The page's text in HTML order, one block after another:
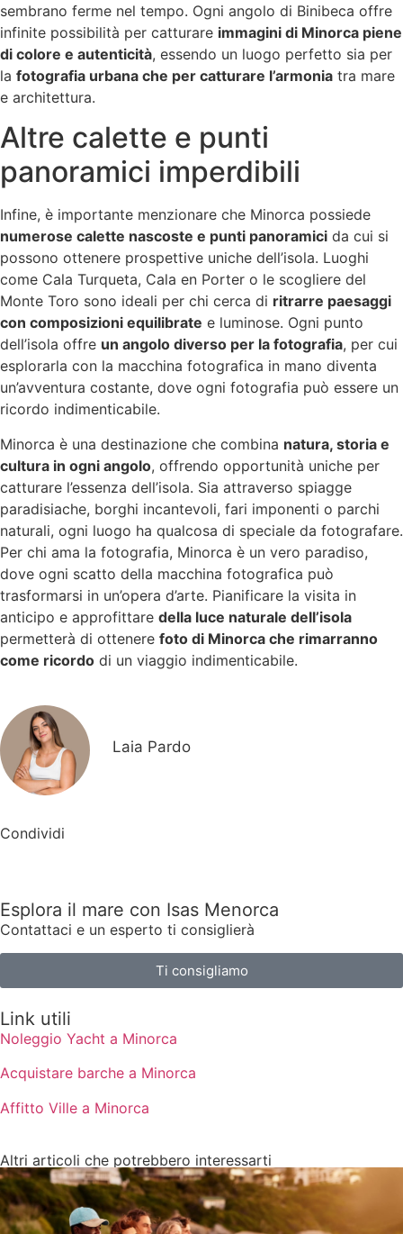
sembrano ferme nel tempo. Ogni angolo di Binibeca offre
infinite possibilità per catturare immagini di Minorca piene
di colore e autenticità, essendo un luogo perfetto sia per
la fotografia urbana che per catturare l’armonia tra mare
e architettura.
Altre calette e punti
panoramici imperdibili
Infine, è importante menzionare che Minorca possiede
numerose calette nascoste e punti panoramici da cui si
possono ottenere prospettive uniche dell’isola. Luoghi
come Cala Turqueta, Cala en Porter o le scogliere del
Monte Toro sono ideali per chi cerca di ritrarre paesaggi
con composizioni equilibrate e luminose. Ogni punto
dell’isola offre un angolo diverso per la fotografia, per cui
esplorarla con la macchina fotografica in mano diventa
un’avventura costante, dove ogni fotografia può essere un
ricordo indimenticabile.
Minorca è una destinazione che combina natura, storia e
cultura in ogni angolo, offrendo opportunità uniche per
catturare l’essenza dell’isola. Sia attraverso spiagge
paradisiache, borghi incantevoli, fari imponenti o parchi
naturali, ogni luogo ha qualcosa di speciale da fotografare.
Per chi ama la fotografia, Minorca è un vero paradiso,
dove ogni scatto della macchina fotografica può
trasformarsi in un’opera d’arte. Pianificare la visita in
anticipo e approfittare della luce naturale dell’isola
permetterà di ottenere foto di Minorca che rimarranno
come ricordo di un viaggio indimenticabile.
Laia Pardo
Condividi
Esplora il mare con Isas Menorca
Contattaci e un esperto ti consiglierà
Ti consigliamo
Link utili
Noleggio Yacht a Minorca
Acquistare barche a Minorca
Affitto Ville a Minorca
Altri articoli che potrebbero interessarti